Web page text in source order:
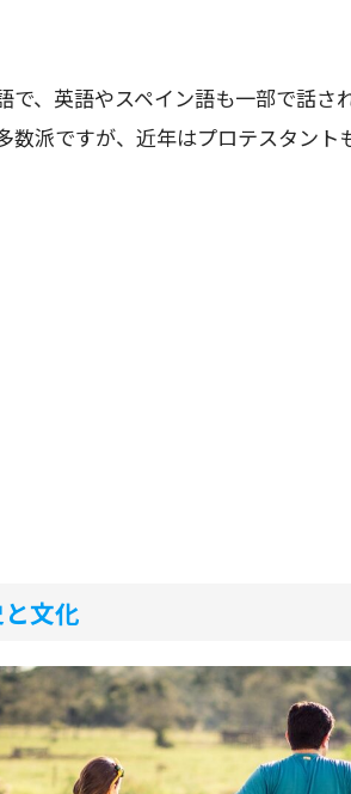
、英語やスペイン語も一部で話され
数派ですが、近年はプロテスタント
文化